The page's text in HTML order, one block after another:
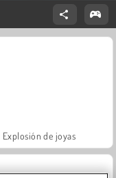
Explosión de joyas